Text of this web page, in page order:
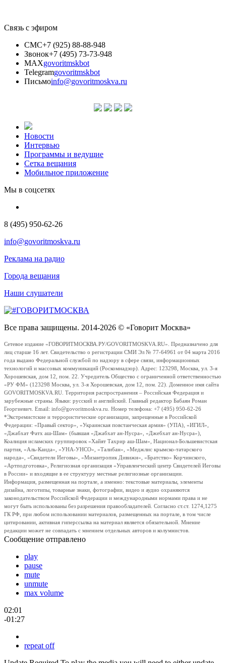
Связь с эфиром
СМС+7 (925) 88-88-948
Звонок+7 (495) 73-73-948
MAXgovoritmskbot
Telegramgovoritmskbot
Письмоinfo@govoritmoskva.ru
Новости
Интервью
Программы и ведущие
Сетка вещания
Мобильное приложение
Мы в соцсетях
8 (495) 950-62-26
info@govoritmoskva.ru
Реклама на радио
Города вещания
Наши слушатели
Все права защищены. 2014-2026 © «Говорит Москва»
Сетевое издание «ГОВОРИТМОСКВА.РУ/GOVORITMOSKVA.RU». Предназначено для
лиц старше 16 лет. Свидетельство о регистрации СМИ Эл № 77-64961 от 04 марта 2016
года выдано Федеральной службой по надзору в сфере связи, информационных
технологий и массовых коммуникаций (Роскомнадзор). Адрес: 123298, Москва, ул. 3-я
Хорошевская, дом 12, пом. 22. Учредитель Общество с ограниченной ответственностью
«РУ ФМ» (123298 Москва, ул. 3-я Хорошевская, дом 12, пом. 22). Доменное имя сайта
GOVORITMOSKVA.RU. Территория распространения – Российская Федерация и
зарубежные страны. Языки: русский и английский. Главный редактор Бабаян Роман
Георгиевич. Email: info@govoritmoskva.ru. Номер телефона: +7 (495) 950-62-26
*Экстремистские и террористические организации, запрещенные в Российской
Федерации: «Правый сектор», «Украинская повстанческая армия» (УПА), «ИГИЛ»,
«Джабхат Фатх аш-Шам» (бывшая «Джабхат ан-Нусра», «Джебхат ан-Нусра»),
Коалиция исламских группировок «Хайят Тахрир аш-Шам», Национал-Большевистская
партия, «Аль-Каида», «УНА-УНСО», «Талибан», «Меджлис крымско-татарского
народа», «Свидетели Иеговы», «Мизантропик Дивижн», «Братство» Корчинского,
«Артподготовка», Религиозная организация «Управленческий центр Свидетелей Иеговы
в России» и входящие в ее структуру местные религиозные организации.
Информация, размещенная на портале, а именно: текстовые материалы, элементы
дизайна, логотипы, товарные знаки, фотографии, видео и аудио охраняются
законодательством Российской Федерации и международными нормами права и не
могут быть использованы без разрешения правообладателей. Согласно ст.ст. 1274,1275
ГК РФ, при любом использовании материалов, размещенных на портале, в том числе
цитировании, активная гиперссылка на материал является обязательной. Мнение
редакции может не совпадать с мнением отдельных авторов и колумнистов.
Сообщение отправлено
play
pause
mute
unmute
max volume
02:01
-01:27
repeat off